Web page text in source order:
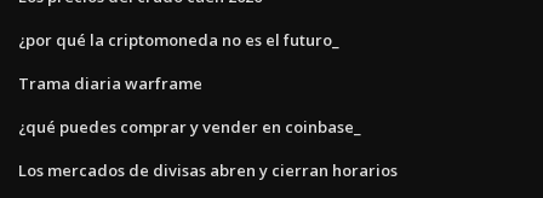
¿por qué la criptomoneda no es el futuro_
Trama diaria warframe
¿qué puedes comprar y vender en coinbase_
Los mercados de divisas abren y cierran horarios